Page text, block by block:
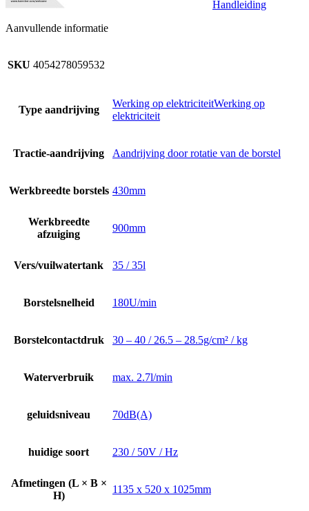
Handleiding
Aanvullende informatie
SKU 4054278059532
Type aandrijving
Werking op elektriciteitWerking op
elektriciteit
Tractie-aandrijving Aandrijving door rotatie van de borstel
Werkbreedte borstels 430mm
Werkbreedte
afzuiging
900mm
Vers/vuilwatertank 35 / 35l
Borstelsnelheid 180U/min
Borstelcontactdruk 30 – 40 / 26.5 – 28.5g/cm² / kg
Waterverbruik max. 2.7l/min
geluidsniveau 70dB(A)
huidige soort 230 / 50V / Hz
Afmetingen (L × B ×
H)
1135 x 520 x 1025mm